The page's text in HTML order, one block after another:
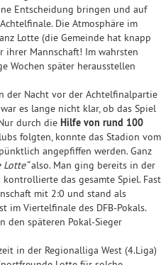
Entscheidung bringen und auf
Die Atmosphäre im
Lotte (die Gemeinde hat knapp
Mannschaft! Im wahrsten
Wochen später herausstellen
der Nacht vor der Achtelfinalpartie
war es lange nicht klar, ob das Spiel
durch die Hilfe von rund 100
folgten, konnte das Stadion vom
angepfiffen werden. Ganz
Lotte“also. Man ging bereits in der
das gesamte Spiel. Fast
mit 2:0 und stand als
Viertelfinale des DFB-Pokals.
den späteren Pokal-Sieger
in der Regionalliga West (4.Liga)